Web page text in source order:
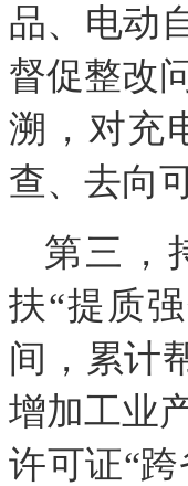
品、电动
督促整改
溯，对充
查、去向
第三，
扶“提质
间，累计
增加工业
许可证“